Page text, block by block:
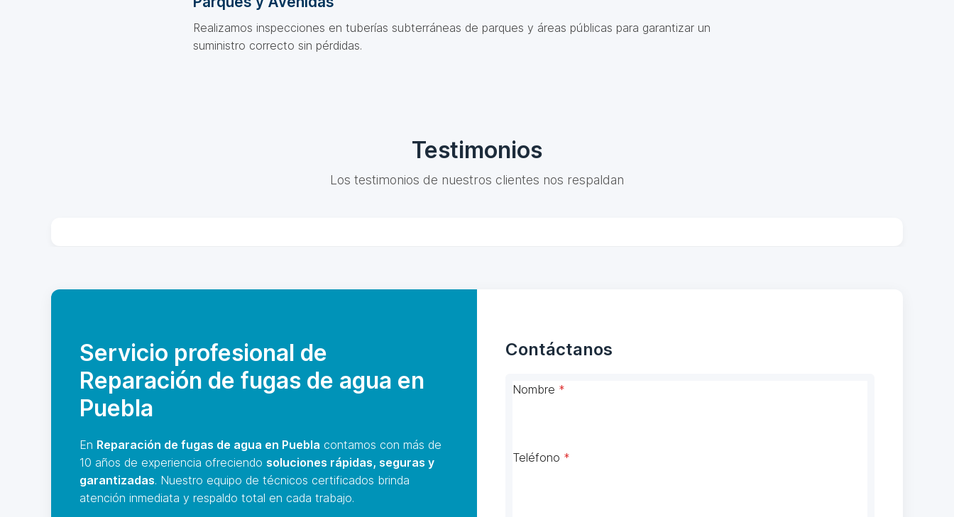
Realizamos inspecciones en tuberías subterráneas de parques y áreas públicas para garantizar un
suministro correcto sin pérdidas.
Testimonios
Los testimonios de nuestros clientes nos respaldan
Servicio profesional de
Reparación de fugas de agua en
Puebla
En Reparación de fugas de agua en Puebla contamos con más de
10 años de experiencia ofreciendo soluciones rápidas, seguras y
garantizadas. Nuestro equipo de técnicos certificados brinda
atención inmediata y respaldo total en cada trabajo.
Contáctanos
Nombre *
Teléfono *